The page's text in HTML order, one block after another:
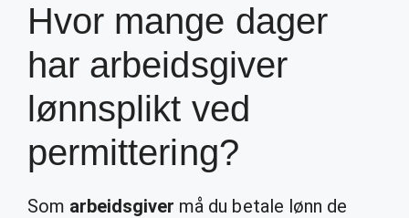
Hvor mange dager
har arbeidsgiver
lønnsplikt ved
permittering?
Som arbeidsgiver må du betale lønn de